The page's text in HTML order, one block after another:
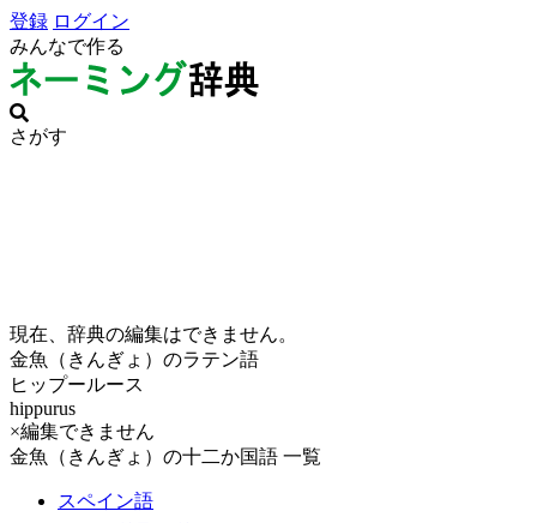
登録 ログイン
みんなで作る
さがす
現在、辞典の編集はできません。
金魚（きんぎょ）のラテン語
ヒップールース
hippurus
×編集できません
金魚（きんぎょ）の十二か国語 一覧
スペイン語